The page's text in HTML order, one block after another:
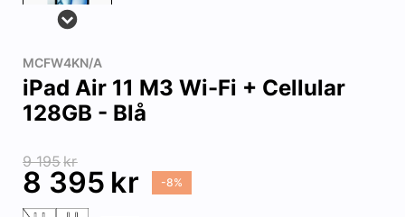
MCFW4KN/A
iPad Air 11 M3 Wi-Fi + Cellular
128GB - Blå
9 195kr
8 395 kr -8%